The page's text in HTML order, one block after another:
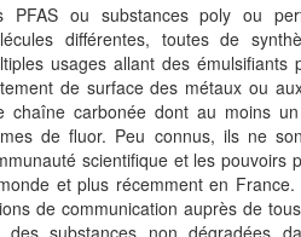
PFAS ou substances poly ou
différentes, toutes de
usages allant des
de surface des métaux ou
chaîne carbonée dont au moins
de fluor. Peu connus, ils ne
scientifique et les pouvoirs
et plus récemment en
de communication auprès de
des substances non dégradées